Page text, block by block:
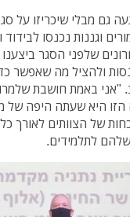
גם מבלי שיכריזו על
וגננות נכנסו
שלפני הסגר ביצענו
ולהציל מה שאפשר
"אני באמת חושבת
היא שעתה היפה של
של הצוותים לאורך
לתלמידים.